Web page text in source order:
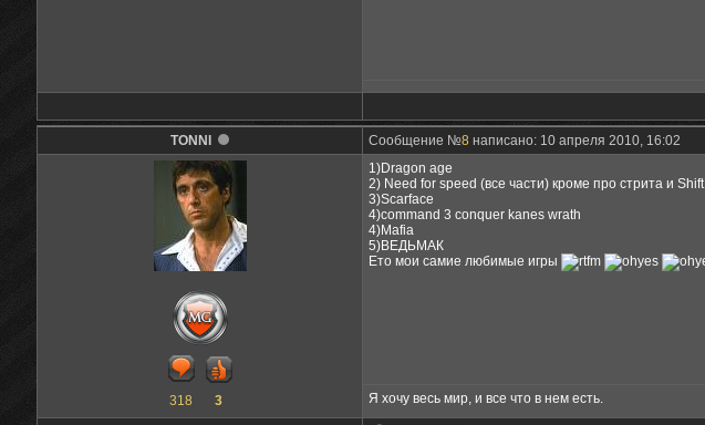
TONNI Сообщение №8 написано: 10 апреля 2010, 16:02
318 3
1)Dragon age
2) Need for speed (все части) кроме про стрита и Shift
3)Scarface
4)command 3 conquer kanes wrath
4)Mafia
5)ВЕДЬМАК
Ето мои самие любимые игры
Я хочу весь мир, и все что в нем есть.